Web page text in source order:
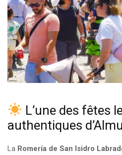
L’une des fêtes
authentiques
La Romería de San Isidro